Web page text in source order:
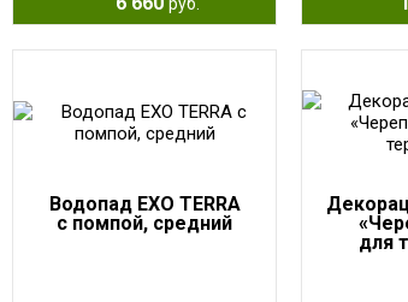
Водопад EXO TERRA
с помпой, средний
для